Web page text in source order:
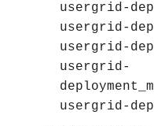
usergrid-
usergrid-
usergrid-
usergrid-
usergrid-